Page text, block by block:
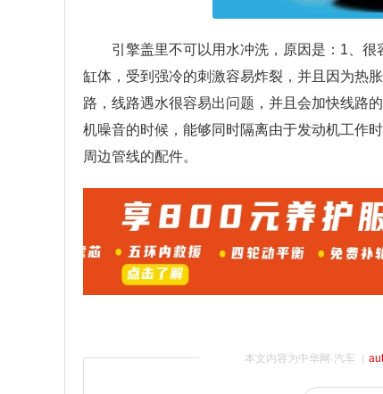
引擎盖里不可以用水冲洗，原因是：1、
缸体，受到强冷的刺激容易炸裂，并且因为热
路，线路遇水很容易出问题，并且会加快线路
机噪音的时候，能够同时隔离由于发动机工作
周边管线的配件。
本文内容为中华网·汽车（